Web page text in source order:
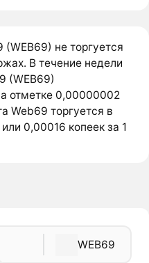
не торгуется
В течение недели
(WEB69)
отметке 0,00000002
Web69 торгуется в
0,00016 копеек за 1
WEB69